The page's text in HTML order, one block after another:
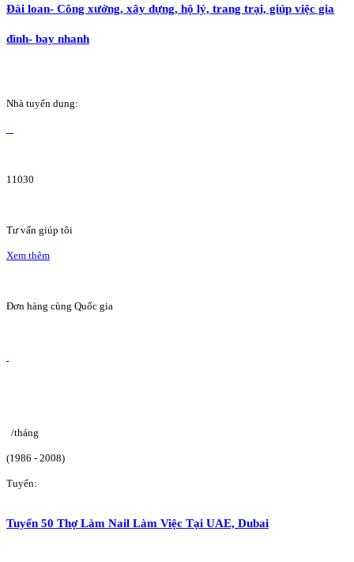
Đài loan- Công xưởng, xây dựng, hộ lý, trang trại, giúp việc gia
đình- bay nhanh
Nhà tuyển dụng:
11030
Tư vấn giúp tôi
Xem thêm
Đơn hàng cùng Quốc gia
/tháng
(1986 - 2008)
Tuyển:
Tuyển 50 Thợ Làm Nail Làm Việc Tại UAE, Dubai